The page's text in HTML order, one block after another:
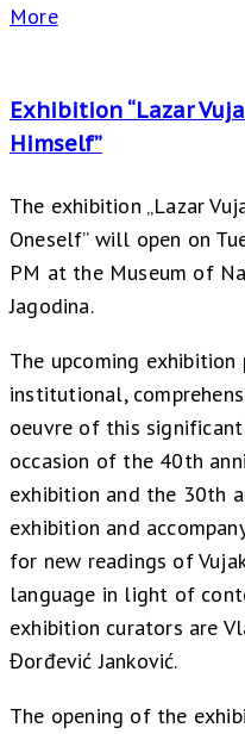
More
Exhibition “Lazar
Himself”
The exhibition „Lazar
Oneself” will open on
PM at the Museum of
Jagodina.
The upcoming
institutional,
oeuvre of this
occasion of the 40th
exhibition and the 30th
exhibition and
for new readings of
language in light of
exhibition curators are
Đorđević Janković.
The opening of the